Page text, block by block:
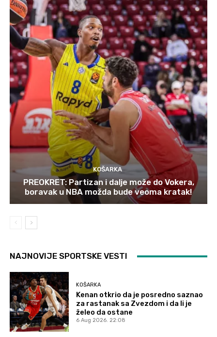
KOŠARKA
PREOKRET: Partizan i dalje može do Vokera,
boravak u NBA možda bude veoma kratak!
NAJNOVIJE SPORTSKE VESTI
KOŠARKA
Kenan otkrio da je posredno saznao
za rastanak sa Zvezdom i da li je
želeo da ostane
6 Aug 2026. 22:08